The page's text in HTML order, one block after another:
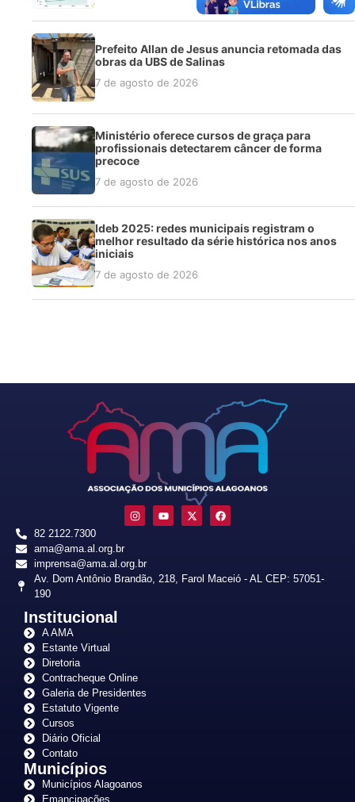
Prefeito Allan de Jesus anuncia retomada das
obras da UBS de Salinas
7 de agosto de 2026
Ministério oferece cursos de graça para
profissionais detectarem câncer de forma
precoce
7 de agosto de 2026
Ideb 2025: redes municipais registram o
melhor resultado da série histórica nos anos
iniciais
7 de agosto de 2026
82 2122.7300
ama@ama.al.org.br
imprensa@ama.al.org.br
Av. Dom Antônio Brandão, 218, Farol Maceió - AL CEP: 57051-
190
Institucional
A AMA
Estante Virtual
Diretoria
Contracheque Online
Galeria de Presidentes
Estatuto Vigente
Cursos
Diário Oficial
Contato
Municípios
Municípios Alagoanos
Emancipações